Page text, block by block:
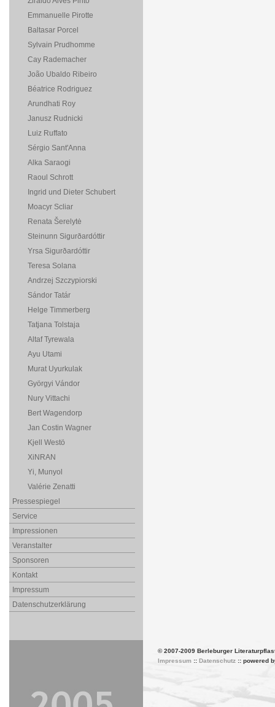
Emmanuelle Pirotte
Baltasar Porcel
Sylvain Prudhomme
Cay Rademacher
João Ubaldo Ribeiro
Béatrice Rodriguez
Arundhati Roy
Janusz Rudnicki
Luiz Ruffato
Sérgio Sant'Anna
Alka Saraogi
Raoul Schrott
Ingrid und Dieter Schubert
Moacyr Scliar
Renata Šerelytė
Steinunn Sigurðardóttir
Yrsa Sigurðardóttir
Teresa Solana
Andrzej Szczypiorski
Sándor Tatár
Helge Timmerberg
Tatjana Tolstaja
Altaf Tyrewala
Ayu Utami
Murat Uyurkulak
Györgyi Vándor
Nury Vittachi
Bert Wagendorp
Jan Costin Wagner
Kjell Westö
XiNRAN
Yi, Munyol
Valérie Zenatti
Pressespiegel
Service
Impressionen
Veranstalter
Sponsoren
Kontakt
Impressum
Datenschutzerklärung
© 2007-2009 Berleburger
Impressum:: Datenschutz:: powered